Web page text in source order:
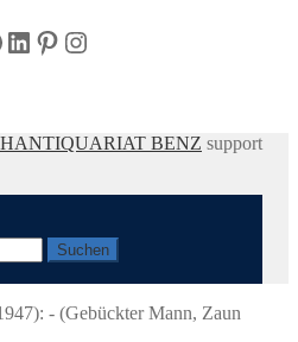
LinkedIn
Pinterest
Instagram
BENZ support
Suchen